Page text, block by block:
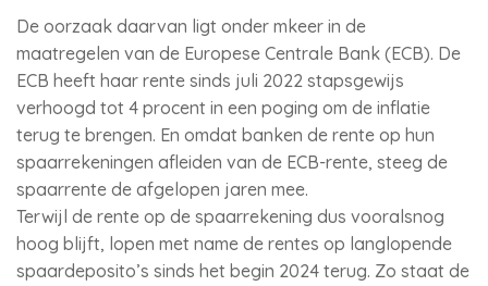
De oorzaak daarvan ligt onder mkeer in de
maatregelen van de Europese Centrale Bank (ECB). De
ECB heeft haar rente sinds juli 2022 stapsgewijs
verhoogd tot 4 procent in een poging om de inflatie
terug te brengen. En omdat banken de rente op hun
spaarrekeningen afleiden van de ECB-rente, steeg de
spaarrente de afgelopen jaren mee.
Terwijl de rente op de spaarrekening dus vooralsnog
hoog blijft, lopen met name de rentes op langlopende
spaardeposito’s sinds het begin 2024 terug. Zo staat de